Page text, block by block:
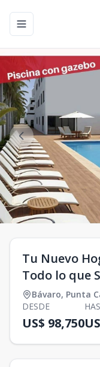
Toggle navigation
Tu Nuevo
Todo lo que
Bávaro, Punta
DESDE
US$ 98,750